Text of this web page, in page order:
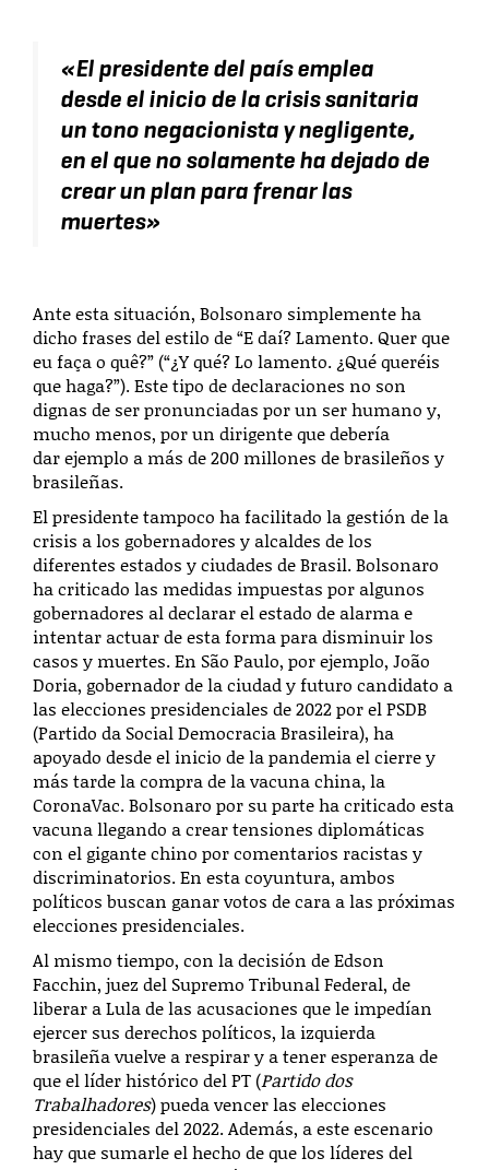
«El presidente del país emplea
desde el inicio de la crisis sanitaria
un tono negacionista y negligente,
en el que no solamente ha dejado de
crear un plan para frenar las
muertes»
Ante esta situación, Bolsonaro simplemente ha
dicho frases del estilo de “E daí? Lamento. Quer que
eu faça o quê?” (“¿Y qué? Lo lamento. ¿Qué queréis
que haga?”). Este tipo de declaraciones no son
dignas de ser pronunciadas por un ser humano y,
mucho menos, por un dirigente que debería
dar ejemplo a más de 200 millones de brasileños y
brasileñas.
El presidente tampoco ha facilitado la gestión de la
crisis a los gobernadores y alcaldes de los
diferentes estados y ciudades de Brasil. Bolsonaro
ha criticado las medidas impuestas por algunos
gobernadores al declarar el estado de alarma e
intentar actuar de esta forma para disminuir los
casos y muertes. En São Paulo, por ejemplo, João
Doria, gobernador de la ciudad y futuro candidato a
las elecciones presidenciales de 2022 por el PSDB
(Partido da Social Democracia Brasileira), ha
apoyado desde el inicio de la pandemia el cierre y
más tarde la compra de la vacuna china, la
CoronaVac. Bolsonaro por su parte ha criticado esta
vacuna llegando a crear tensiones diplomáticas
con el gigante chino por comentarios racistas y
discriminatorios.En esta coyuntura, ambos
políticos buscan ganar votos de cara a las próximas
elecciones presidenciales.
Al mismo tiempo, con la decisión de Edson
Facchin, juez del Supremo Tribunal Federal, de
liberar a Lula de las acusaciones que le impedían
ejercer sus derechos políticos, la izquierda
brasileña vuelve a respirar y a tener esperanza de
que el líder histórico del PT (Partido dos
Trabalhadores) pueda vencer las elecciones
presidenciales del 2022. Además, a este escenario
hay que sumarle el hecho de que los líderes del